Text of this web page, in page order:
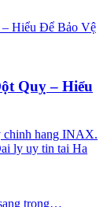
Quỵ – Hiểu
chinh hang INAX.
ly uy tin tai Ha